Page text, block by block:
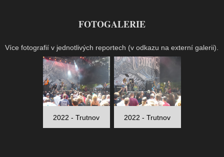
FOTOGALERIE
Více fotografií v jednotlivých reportech (v odkazu na externí galerii).
2022 - Trutnov 2022 - Trutnov